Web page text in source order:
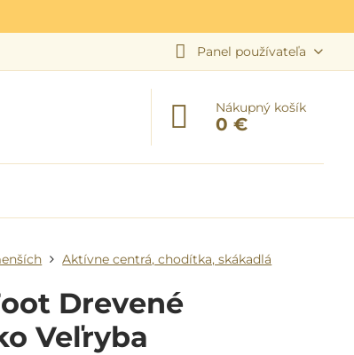
Panel používateľa
Nákupný košík
0 €
Aktívne centrá, chodítka, skákadlá
Drevené
Veľryba